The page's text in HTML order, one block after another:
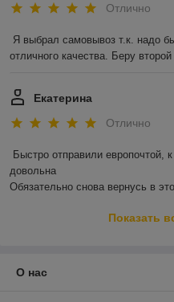
Отлично
Я выбрал самовывоз т.к. надо
отличного качества. Беру второй
Екатерина
Отлично
Быстро отправили европочтой,
довольна
Обязательно снова вернусь в
Показать
О нас